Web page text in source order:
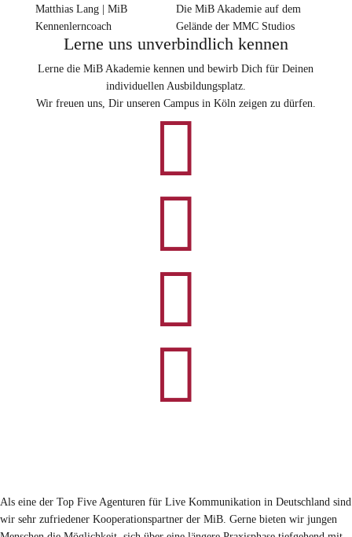
Matthias Lang | MiB
Kennenlerncoach
Die MiB Akademie auf dem
Gelände der MMC Studios
Lerne uns unverbindlich kennen
Lerne die MiB Akademie kennen und bewirb Dich für Deinen
individuellen Ausbildungsplatz.
Wir freuen uns, Dir unseren Campus in Köln zeigen zu dürfen.




Als eine der Top Five Agenturen für Live Kommunikation in Deutschland sind
wir sehr zufriedener Kooperationspartner der MiB. Gerne bieten wir jungen